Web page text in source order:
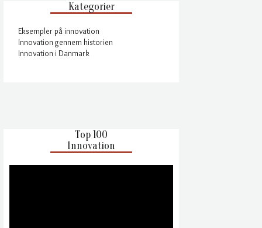
Kategorier
Eksempler på innovation
Innovation gennem historien
Innovation i Danmark
Top 100
Innovation